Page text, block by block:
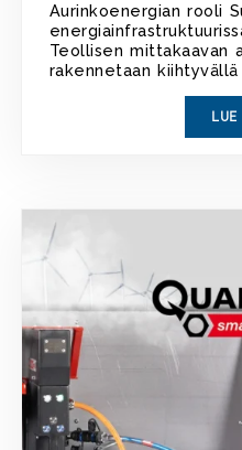
Aurinkoenergian rooli
Teollisen mittakaavan
rakennetaan
LUE